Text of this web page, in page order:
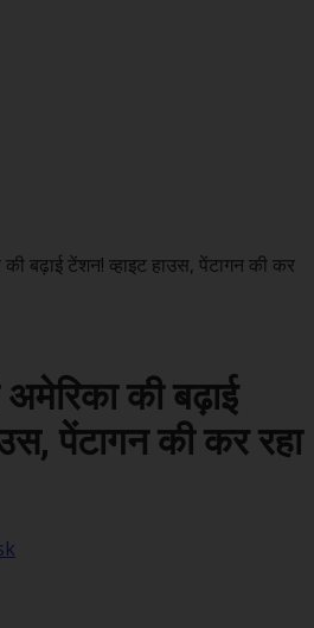
बढ़ाई टेंशन! व्हाइट हाउस, पेंटागन की कर
की बढ़ाई
पेंटागन की कर रहा